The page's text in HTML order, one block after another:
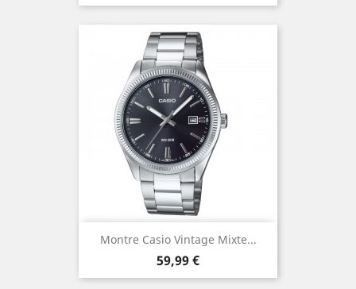
Montre Casio Vintage Mixte...
Prix
59,99 €